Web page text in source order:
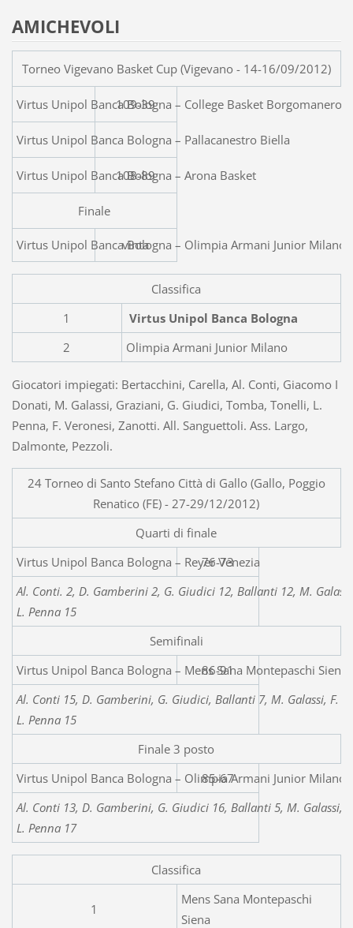
AMICHEVOLI
Torneo Vigevano Basket Cup (Vigevano - 14-16/09/2012)
Virtus Unipol Banca Bologna –
109-39
Virtus Unipol Banca Bologna – Pallacanestro Biella
Virtus Unipol Banca Bologna – Arona Basket
108-89
Finale
Virtus Unipol Banca Bologna – Olimpia Armani Junior Milano
vinta
Classifica
1
Virtus Unipol Banca Bologna
2
Olimpia Armani Junior Milano
Giocatori impiegati: Bertacchini, Carella, Al. Conti, Giacomo I
Donati, M. Galassi, Graziani, G. Giudici, Tomba, Tonelli, L.
Penna, F. Veronesi, Zanotti. All. Sanguettoli. Ass. Largo,
Dalmonte, Pezzoli.
24 Torneo di Santo Stefano Città di Gallo (Gallo, Poggio
Renatico (FE) - 27-29/12/2012)
Quarti di finale
Virtus Unipol Banca
76-73
Al. Conti. 2, D. Gamberini 2, G. Giudici 12, Ballanti 12, M.
L. Penna 15
Semifinali
Virtus Unipol Banca Bologna – Mens Sana Montepaschi Siena
86-91
Al. Conti 15, D. Gamberini, G. Giudici, Ballanti 7, M. Galassi, F.
L. Penna 15
Finale 3 posto
Virtus Unipol Banca Bologna – Olimpia Armani Junior Milano
85-67
Al. Conti 13, D. Gamberini, G. Giudici 16, Ballanti 5, M. Galassi,
L. Penna 17
Classifica
1
Mens Sana Montepaschi
Siena